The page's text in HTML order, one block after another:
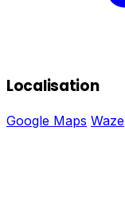
Localisation
Google Maps Waze